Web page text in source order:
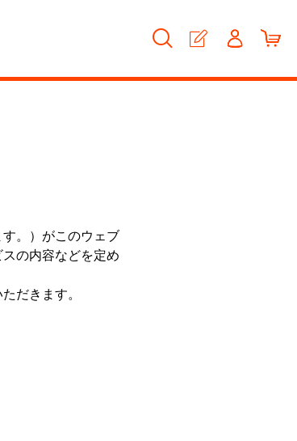
。）がこのウェブ
の内容などを定め
だきます。